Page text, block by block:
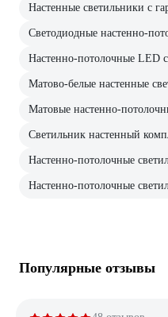
Настенные светильники с
Светодиодные настенно-
Настенно-потолочные LED
Матово-белые настенные
Матовые настенно-
Светильник настенный
Настенно-потолочные
Настенно-потолочные
Популярные отзывы